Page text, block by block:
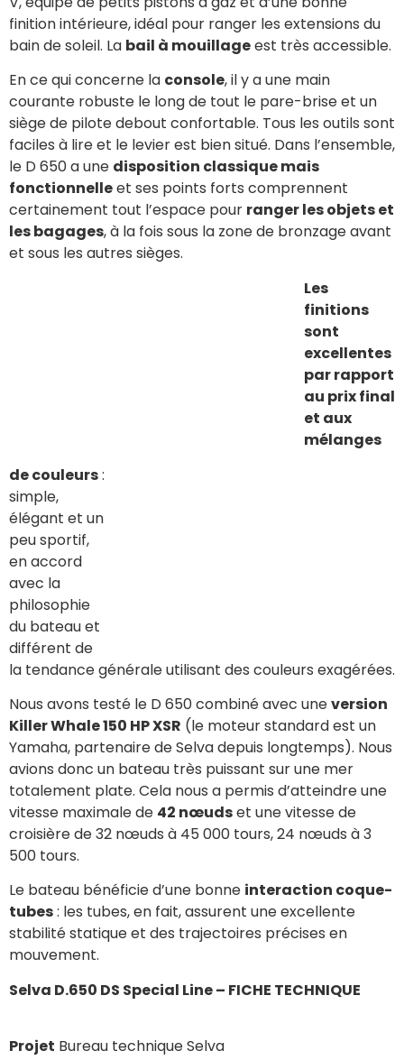
finition intérieure, idéal pour ranger les extensions du
bain de soleil. La bail à mouillageest très accessible.
En ce qui concerne la console, il y a une main
courante robuste le long de tout le pare-brise et un
siège de pilote debout confortable. Tous les outils sont
faciles à lire et le levier est bien situé. Dans l’ensemble,
le D 650 a une disposition classique mais
fonctionnelleet ses points forts comprennent
certainement tout l’espace pour ranger les objets et
les bagages, à la fois sous la zone de bronzage avant
et sous les autres sièges.
Les
finitions
sont
excellentes
par rapport
au prix final
et aux
mélanges
de couleurs:
simple,
élégant et un
peu sportif,
en accord
avec la
philosophie
du bateau et
différent de
la tendance générale utilisant des couleurs exagérées.
Nous avons testé le D 650 combiné avec uneversion
Killer Whale 150 HP XSR (le moteur standard est un
Yamaha, partenaire de Selva depuis longtemps). Nous
avions donc un bateau très puissant sur une mer
totalement plate. Cela nous a permis d’atteindre une
vitesse maximale de 42 nœudset une vitesse de
croisière de 32 nœuds à 45 000 tours, 24 nœuds à 3
500 tours.
Le bateau bénéficie d’une bonne interaction coque-
tubes: les tubes, en fait, assurent une excellente
stabilité statique et des trajectoires précises en
mouvement.
Selva D.650 DS Special Line – FICHE TECHNIQUE
Projet Bureau technique Selva